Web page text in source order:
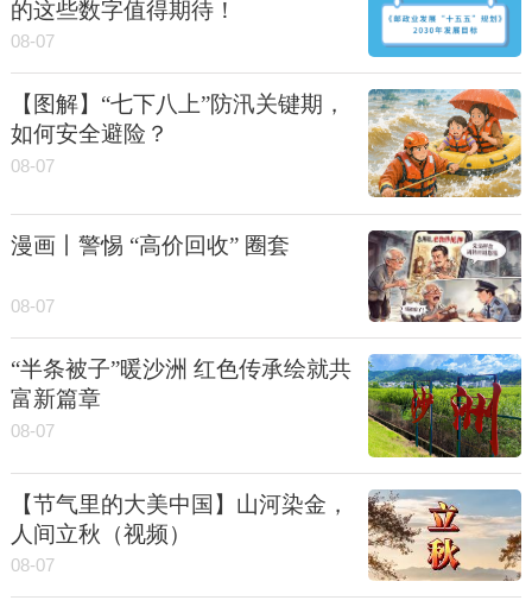
的这些数字值得期待！
08-07
【图解】“七下八上”防汛关键期，
如何安全避险？
08-07
漫画丨警惕 “高价回收” 圈套
08-07
“半条被子”暖沙洲 红色传承绘就共
富新篇章
08-07
【节气里的大美中国】山河染金，
人间立秋（视频）
08-07